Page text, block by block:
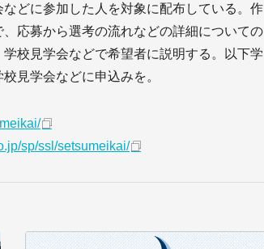
どに参加した人を対象に配布している。作
応募から選考の流れなどの詳細についての
校見学会などで希望者に説明する。以下学
見学会などに申込みを。
sp/ssl/setsumeikai/